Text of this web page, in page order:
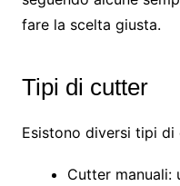
fare la scelta giusta.
Tipi di cutter
Esistono diversi tipi di
Cutter manuali: